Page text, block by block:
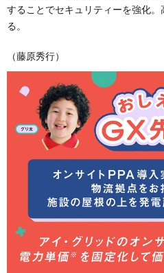
することでセキュリティーを強化
る。
（藤原秀行）